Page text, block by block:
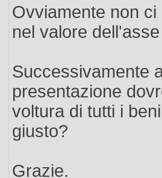
Ovviamente non
nel valore
Successivamente
presentazione
voltura di tutti i
giusto?
Grazie.